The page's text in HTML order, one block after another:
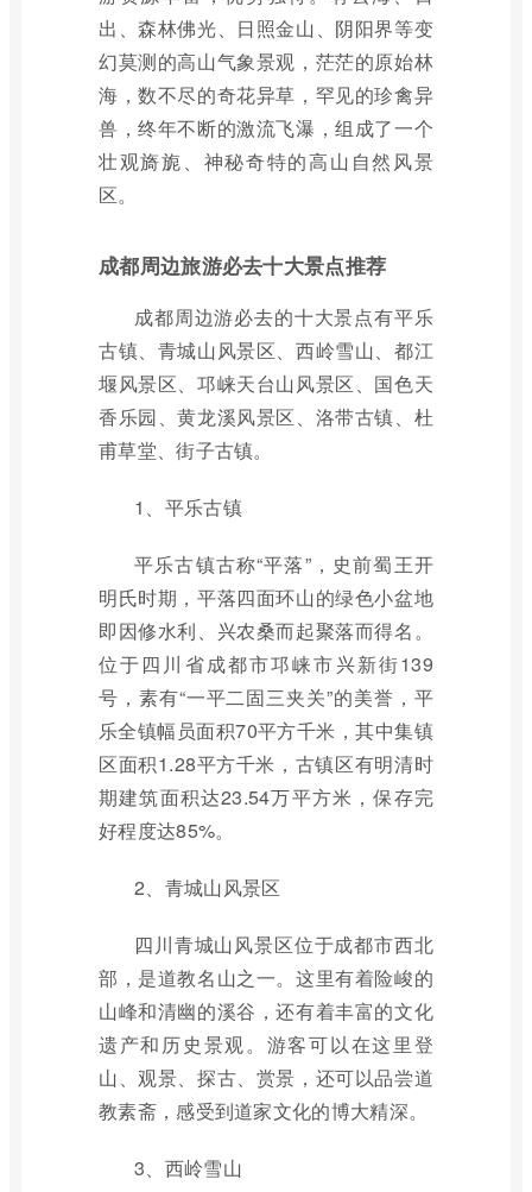
出、森林佛光、日照金山、阴阳界等变
幻莫测的高山气象景观，茫茫的原始林
海，数不尽的奇花异草，罕见的珍禽异
兽，终年不断的激流飞瀑，组成了一个
壮观旖旎、神秘奇特的高山自然风景
区。
成都周边旅游必去十大景点推荐
成都周边游必去的十大景点有平乐
古镇、青城山风景区、西岭雪山、都江
堰风景区、邛崃天台山风景区、国色天
香乐园、黄龙溪风景区、洛带古镇、杜
甫草堂、街子古镇。
1、平乐古镇
平乐古镇古称“平落”，史前蜀王开
明氏时期，平落四面环山的绿色小盆地
即因修水利、兴农桑而起聚落而得名。
位于四川省成都市邛崃市兴新街139
号，素有“一平二固三夹关”的美誉，平
乐全镇幅员面积70平方千米，其中集镇
区面积1.28平方千米，古镇区有明清时
期建筑面积达23.54万平方米，保存完
好程度达85%。
2、青城山风景区
四川青城山风景区位于成都市西北
部，是道教名山之一。这里有着险峻的
山峰和清幽的溪谷，还有着丰富的文化
遗产和历史景观。游客可以在这里登
山、观景、探古、赏景，还可以品尝道
教素斋，感受到道家文化的博大精深。
3、西岭雪山